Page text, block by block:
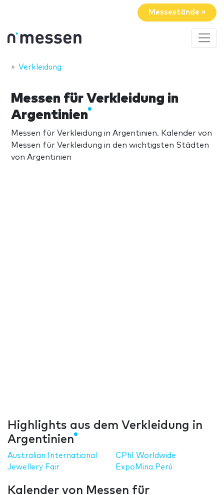
Messestände »
Verkleidung
Messen für Verkleidung in
Argentinien
Messen für Verkleidung in Argentinien. Kalender von
Messen für Verkleidung in den wichtigsten Städten
von Argentinien
Highlights aus dem Verkleidung in
Argentinien
Australian International
Jewellery Fair
CPhI Worldwide
ExpoMina Perú
Kalender von Messen für